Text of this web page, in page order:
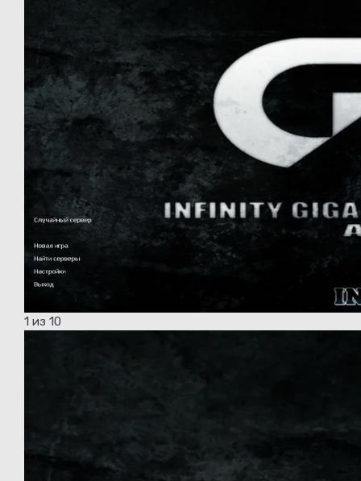
1 из 10